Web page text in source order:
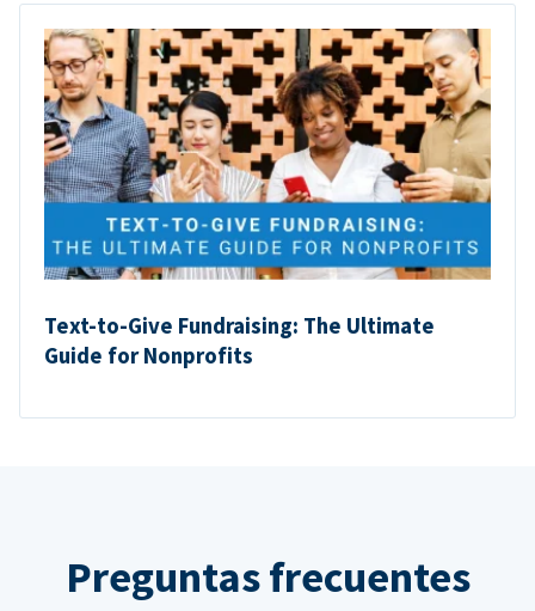
Text-to-Give Fundraising: The Ultimate
Guide for Nonprofits
Preguntas frecuentes